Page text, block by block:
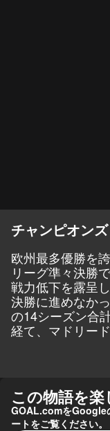
チャンピオン
欧州最多優勝を
リーグ準々決勝
戦力低下を露呈
決勝に進めなか
の14シーズン合
経て、マドリー
この物語を
GOAL.comをGoogle
ートをご覧ください。